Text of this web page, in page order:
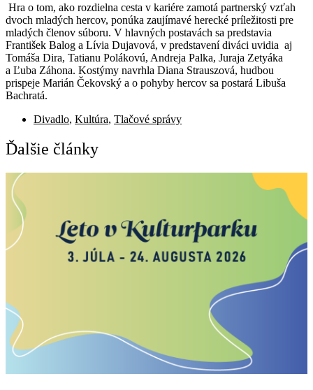
Hra o tom, ako rozdielna cesta v kariére zamotá partnerský vzťah
dvoch mladých hercov, ponúka zaujímavé herecké príležitosti pre
mladých členov súboru. V hlavných postavách sa predstavia
František Balog a Lívia Dujavová, v predstavení diváci uvidia aj
Tomáša Dira, Tatianu Polákovú, Andreja Palka, Juraja Zetyáka
a Ľuba Záhona. Kostýmy navrhla Diana Strauszová, hudbou
prispeje Marián Čekovský a o pohyby hercov sa postará Libuša
Bachratá.
Divadlo, Kultúra, Tlačové správy
Ďalšie články